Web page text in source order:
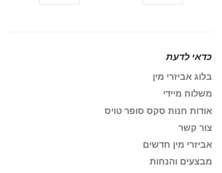
כדאי לדעת
בלוג אביזרי מין
משלוח מיידי
אודות חנות סקס סופר טויס
צור קשר
אביזרי מין חדשים
מבצעים והנחות